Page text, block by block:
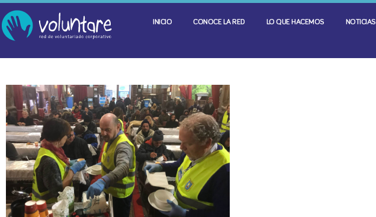
INICIO CONOCE LA RED LO QUE HACEMOS NOTICIAS